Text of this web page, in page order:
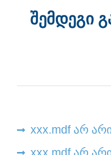
შემდეგი
xxx.mdf არ
xxx.mdf არ